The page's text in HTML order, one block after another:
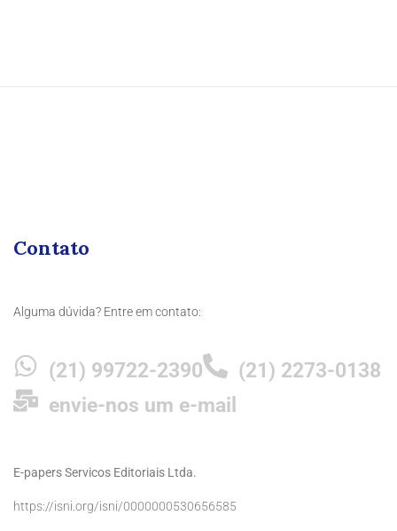
Contato
Alguma dúvida? Entre em contato:
(21) 99722-2390
(21) 2273-0138
envie-nos um e-mail
E-papers Servicos Editoriais Ltda.
https://isni.org/isni/0000000530656585